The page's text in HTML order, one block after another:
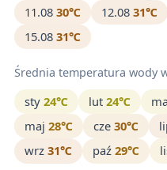
11.08 30℃ 12.08 31℃
15.08 31℃
Średnia temperatura wody
sty 24℃ lut 24℃
maj 28℃ cze 30℃
wrz 31℃ paź 29℃